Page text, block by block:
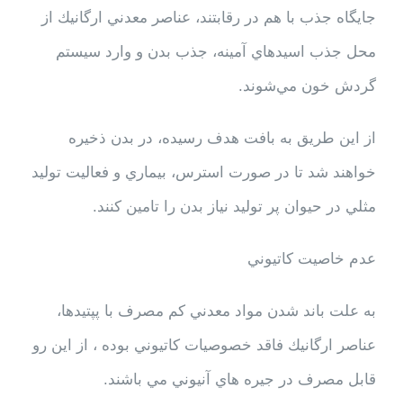
جايگاه جذب با هم در رقابتند، عناصر معدني ارگانيك از
محل جذب اسيدهاي آمينه، جذب بدن و وارد سيستم
گردش خون مي‌شوند.
از اين طريق به بافت هدف رسيده، در بدن ذخيره
خواهند شد تا در صورت استرس، بيماري و فعاليت توليد
مثلي در حيوان پر توليد نياز بدن را تامين كنند.
عدم خاصيت كاتيوني
به علت باند شدن مواد معدني كم مصرف با پپتيدها،
عناصر ارگانيك فاقد خصوصيات كاتيوني بوده ، از اين رو
قابل مصرف در جيره هاي آنيوني مي باشند.